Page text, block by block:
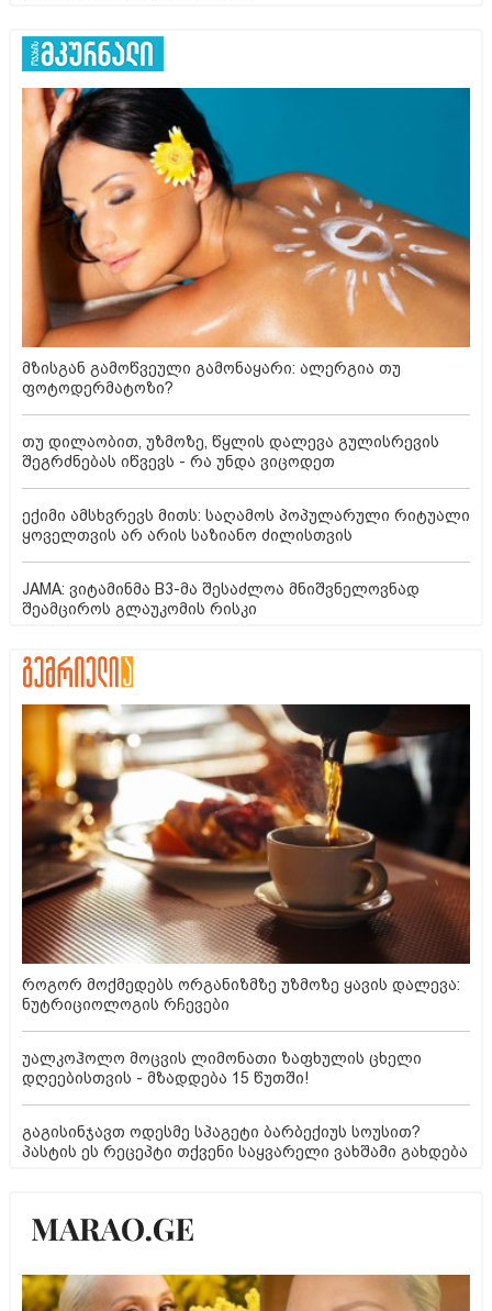
მზისგან გამოწვეული გამონაყარი: ალერგია თუ
ფოტოდერმატოზი?
თუ დილაობით, უზმოზე, წყლის დალევა გულისრევის
შეგრძნებას იწვევს - რა უნდა ვიცოდეთ
ექიმი ამსხვრევს მითს: საღამოს პოპულარული რიტუალი
ყოველთვის არ არის საზიანო ძილისთვის
JAMA: ვიტამინმა B3-მა შესაძლოა მნიშვნელოვნად
შეამციროს გლაუკომის რისკი
როგორ მოქმედებს ორგანიზმზე უზმოზე ყავის დალევა:
ნუტრიციოლოგის რჩევები
უალკოჰოლო მოცვის ლიმონათი ზაფხულის ცხელი
დღეებისთვის - მზადდება 15 წუთში!
გაგისინჯავთ ოდესმე სპაგეტი ბარბექიუს სოუსით?
პასტის ეს რეცეპტი თქვენი საყვარელი ვახშამი გახდება